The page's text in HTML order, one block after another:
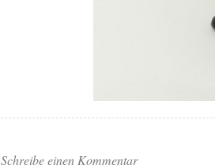
Schreibe einen Kommentar